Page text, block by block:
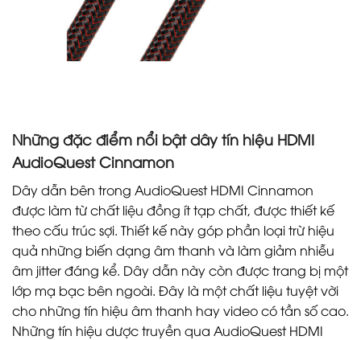
Những đặc điểm nổi bật dây tín hiệu HDMI
AudioQuest Cinnamon
Dây dẫn bên trong AudioQuest HDMI Cinnamon
được làm từ chất liệu đồng ít tạp chất, được thiết kế
theo cấu trúc sợi. Thiết kế này góp phần loại trừ hiệu
quả những biến dạng âm thanh và làm giảm nhiễu
âm jitter đáng kể. Dây dẫn này còn được trang bị một
lớp mạ bạc bên ngoài. Đây là một chất liệu tuyệt vời
cho những tín hiệu âm thanh hay video có tần số cao.
Những tín hiệu dược truyền qua AudioQuest HDMI